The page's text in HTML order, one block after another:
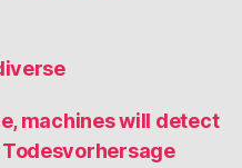
machines will detect
Todesvorhersage